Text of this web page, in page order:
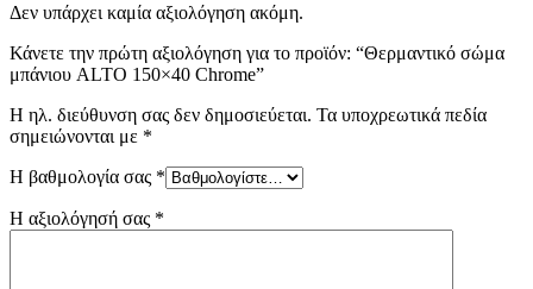
Δεν υπάρχει καμία αξιολόγηση ακόμη.
Κάνετε την πρώτη αξιολόγηση για το προϊόν: “Θερμαντικό σώμα
μπάνιου ALTO 150×40 Chrome”
Η ηλ. διεύθυνση σας δεν δημοσιεύεται. Τα υποχρεωτικά πεδία
σημειώνονται με *
Η βαθμολογία σας *
Η αξιολόγησή σας *